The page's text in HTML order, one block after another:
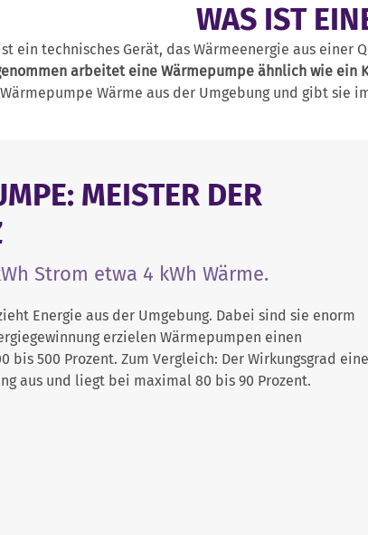
WAS IST
ein technisches Gerät, das Wärmeenergie aus
arbeitet eine Wärmepumpe ähnlich wie ein
Wärme aus der Umgebung und gibt sie
MEISTER DER
Strom etwa 4 kWh Wärme.
Energie aus der Umgebung. Dabei sind sie enorm
erzielen Wärmepumpen einen
bis 500 Prozent. Zum Vergleich: Der Wirkungsgrad
aus und liegt bei maximal 80 bis 90 Prozent.